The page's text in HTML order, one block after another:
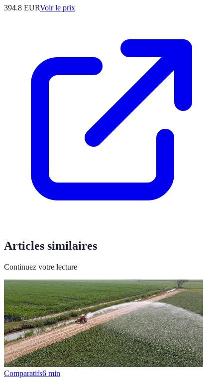
394.8 EURVoir le prix
Articles similaires
Continuez votre lecture
Comparatifs6 min